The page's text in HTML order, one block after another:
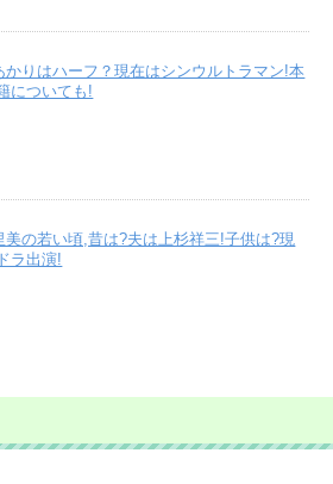
かりはハーフ？現在はシンウルトラマン!本
についても!
美の若い頃,昔は?夫は上杉祥三!子供は?現
ラ出演!